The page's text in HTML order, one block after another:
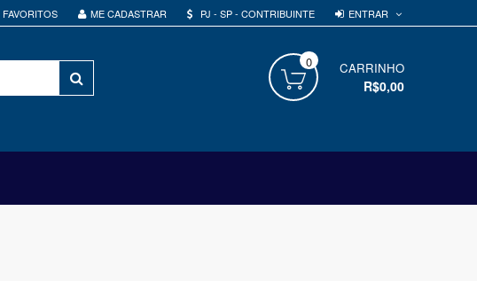
FAVORITOS ME CADASTRAR PJ - SP - CONTRIBUINTE ENTRAR
CARRINHO
0
R$0,00